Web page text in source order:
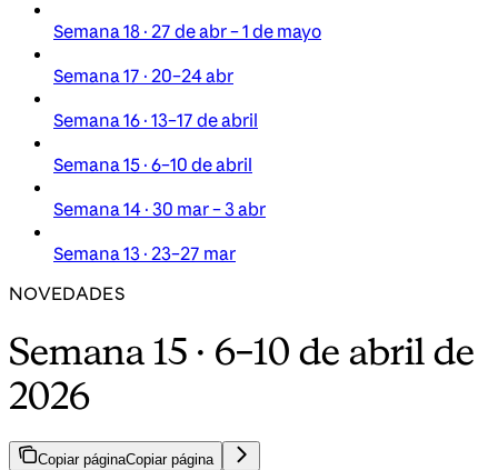
Semana 18 · 27 de abr – 1 de mayo
Semana 17 · 20–24 abr
Semana 16 · 13–17 de abril
Semana 15 · 6–10 de abril
Semana 14 · 30 mar – 3 abr
Semana 13 · 23–27 mar
NOVEDADES
Semana 15 · 6–10 de abril de
2026
Copiar páginaCopiar página